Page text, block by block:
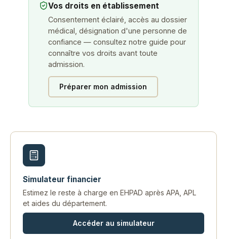
Vos droits en établissement
Consentement éclairé, accès au dossier
médical, désignation d'une personne de
confiance — consultez notre guide pour
connaître vos droits avant toute
admission.
Préparer mon admission
Simulateur financier
Estimez le reste à charge en EHPAD après APA, APL
et aides du département.
Accéder au simulateur